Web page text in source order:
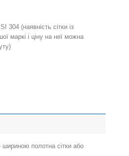
304 (наявність сітки із
маркі і ціну на неї можна
шириною полотна сітки або